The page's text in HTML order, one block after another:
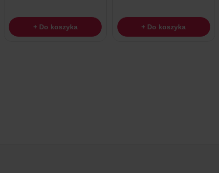
+ Do koszyka + Do koszyka